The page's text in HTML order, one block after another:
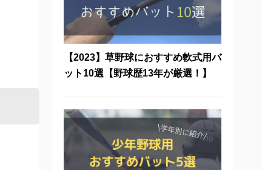
【2023】草野球におすすめ軟式用バ
ット10選【野球歴13年が厳選！】